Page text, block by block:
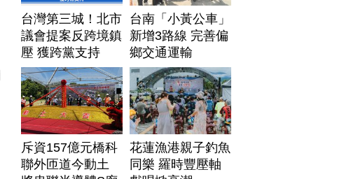
台灣第三城！北市
議會提案反跨境鎮
壓 獲跨黨支持
台南「小黃公車」
新增3路線 完善偏
鄉交通運輸
斥資157億元橋科
聯外匝道今動土
花蓮漁港親子釣魚
同樂 羅時豐壓軸